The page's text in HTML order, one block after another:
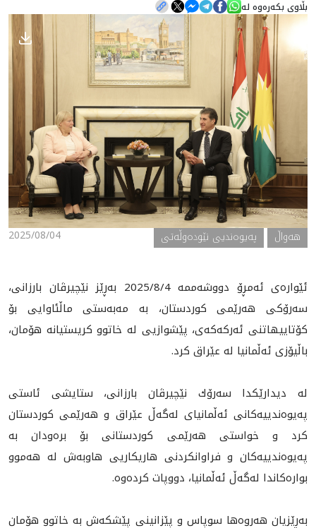
هه‌واڵ
گەلەری
بڵاوی بکەرەوە لە
2025/08/04 هه‌واڵ په‌یوه‌ندیی نێوده‌وڵه‌تی
ئێواره‌ى ئه‌مڕۆ دووشه‌ممه‌ 2025/8/4 به‌ڕێز نێچيرڤان بارزانى،
سه‌رۆكى هه‌رێمى كوردستان، به‌ مه‌به‌ستى ماڵئاوايى بۆ
كۆتاييهاتنى ئه‌ركه‌كه‌ى، پێشوازیی له‌ خاتوو كريستيانه‌ هۆمان،
باڵيۆزى ئه‌ڵمانيا له‌ عێراق كرد.
له‌ ديدارێكدا سه‌رۆك نێچيرڤان بارزانى، ستايشى ئاستى
په‌يوه‌ندييه‌كانى ئه‌ڵمانياى له‌گه‌ڵ عێراق و هه‌رێمى كوردستان
كرد و خواستى هه‌رێمى كوردستانى بۆ بره‌ودان به‌
په‌يوه‌ندييه‌كان و فراوانكردنى هاريكاريى هاوبه‌ش له‌ هه‌موو
بواره‌كاندا له‌گه‌ڵ ئه‌ڵمانيا، دووپات كرده‌وه‌.
به‌ڕێزيان هه‌روه‌ها سوپاس و پێزانينى پێشكه‌ش به‌ خاتوو هۆمان